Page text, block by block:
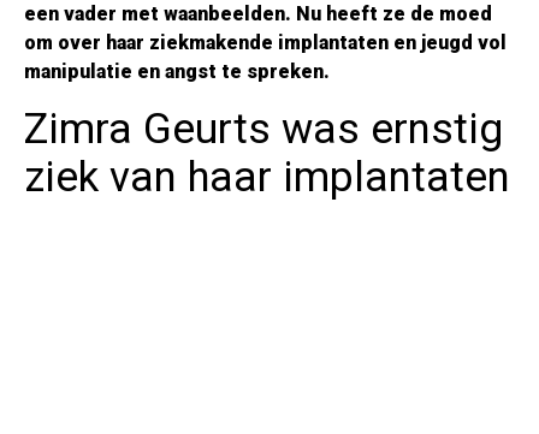
een vader met waanbeelden. Nu heeft ze de moed
om over haar ziekmakende implantaten en jeugd vol
manipulatie en angst te spreken.
Zimra Geurts was ernstig
ziek van haar implantaten